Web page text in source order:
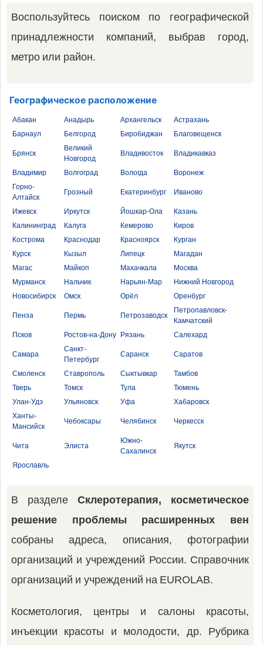
Воспользуйтесь поиском по географической
принадлежности компаний, выбрав город,
метро или район.
Географическое расположение
Абакан Анадырь Архангельск
Астрахань
Барнаул
Белгород Биробиджан Благовещенск
Брянск
Великий
Новгород
Владивосток Владикавказ
Владимир Волгоград Вологда
Воронеж
Горно-
Алтайск
Грозный Екатеринбург Иваново
Ижевск Иркутск Йошкар-Ола
Казань
Калининград
Калуга Кемерово
Киров
Кострома
Краснодар Красноярск
Курган
Курск
Кызыл Липецк
Магадан
Магас
Майкоп Махачкала
Москва
Мурманск
Нальчик Нарьян-Мар
Нижний Новгород
Новосибирск
Омск Орёл Оренбург
Пенза Пермь Петрозаводск
Петропавловск-
Камчатский
Псков
Ростов-на-Дону Рязань Салехард
Самара
Санкт-
Петербург
Саранск Саратов
Смоленск Ставрополь Сыктывкар
Тамбов
Тверь
Томск Тула
Тюмень
Улан-Удэ
Ульяновск Уфа
Хабаровск
Ханты-
Мансийск
Чебоксары Челябинск Черкесск
Чита Элиста
Южно-
Сахалинск
Якутск
Ярославль
В разделе Склеротерапия, косметическое
решение проблемы расширенных вен
собраны адреса, описания, фотографии
организаций и учреждений России. Справочник
организаций и учреждений на EUROLAB.
Косметология, центры и салоны красоты,
инъекции красоты и молодости, др. Рубрика